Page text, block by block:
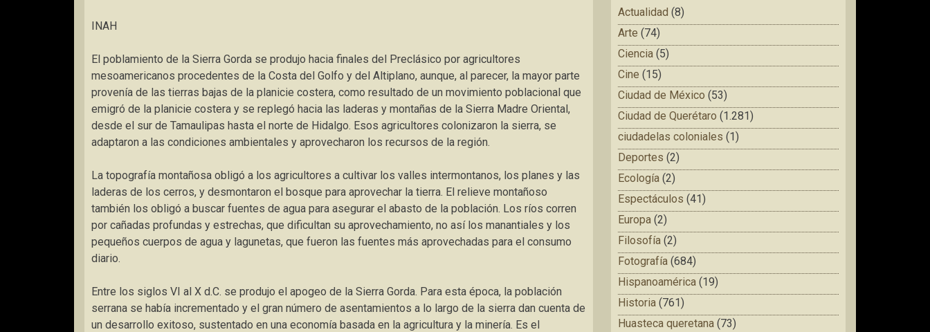
INAH
El poblamiento de la Sierra Gorda se produjo hacia finales del Preclásico por agricultores
mesoamericanos procedentes de la Costa del Golfo y del Altiplano, aunque, al parecer, la mayor parte
provenía de las tierras bajas de la planicie costera, como resultado de un movimiento poblacional que
emigró de la planicie costera y se replegó hacia las laderas y montañas de la Sierra Madre Oriental,
desde el sur de Tamaulipas hasta el norte de Hidalgo. Esos agricultores colonizaron la sierra, se
adaptaron a las condiciones ambientales y aprovecharon los recursos de la región.
La topografía montañosa obligó a los agricultores a cultivar los valles intermontanos, los planes y las
laderas de los cerros, y desmontaron el bosque para aprovechar la tierra. El relieve montañoso
también los obligó a buscar fuentes de agua para asegurar el abasto de la población. Los ríos corren
por cañadas profundas y estrechas, que dificultan su aprovechamiento, no así los manantiales y los
pequeños cuerpos de agua y lagunetas, que fueron las fuentes más aprovechadas para el consumo
diario.
Entre los siglos VI al X d.C. se produjo el apogeo de la Sierra Gorda. Para esta época, la población
serrana se había incrementado y el gran número de asentamientos a lo largo de la sierra dan cuenta de
un desarrollo exitoso, sustentado en una economía basada en la agricultura y la minería. Es el
Actualidad (8)
Arte (74)
Ciencia (5)
Cine (15)
Ciudad de México (53)
Ciudad de Querétaro (1.281)
ciudadelas coloniales (1)
Deportes (2)
Ecología (2)
Espectáculos (41)
Europa (2)
Filosofía (2)
Fotografía (684)
Hispanoamérica (19)
Historia (761)
Huasteca queretana (73)